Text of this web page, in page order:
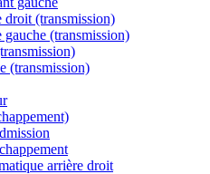
droit (transmission)
gauche (transmission)
(transmission)
arrière droit